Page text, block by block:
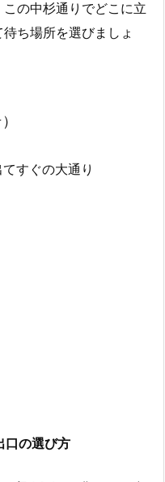
の中杉通りでどこに立
ち場所を選びましょ
すぐの大通り
口の選び方